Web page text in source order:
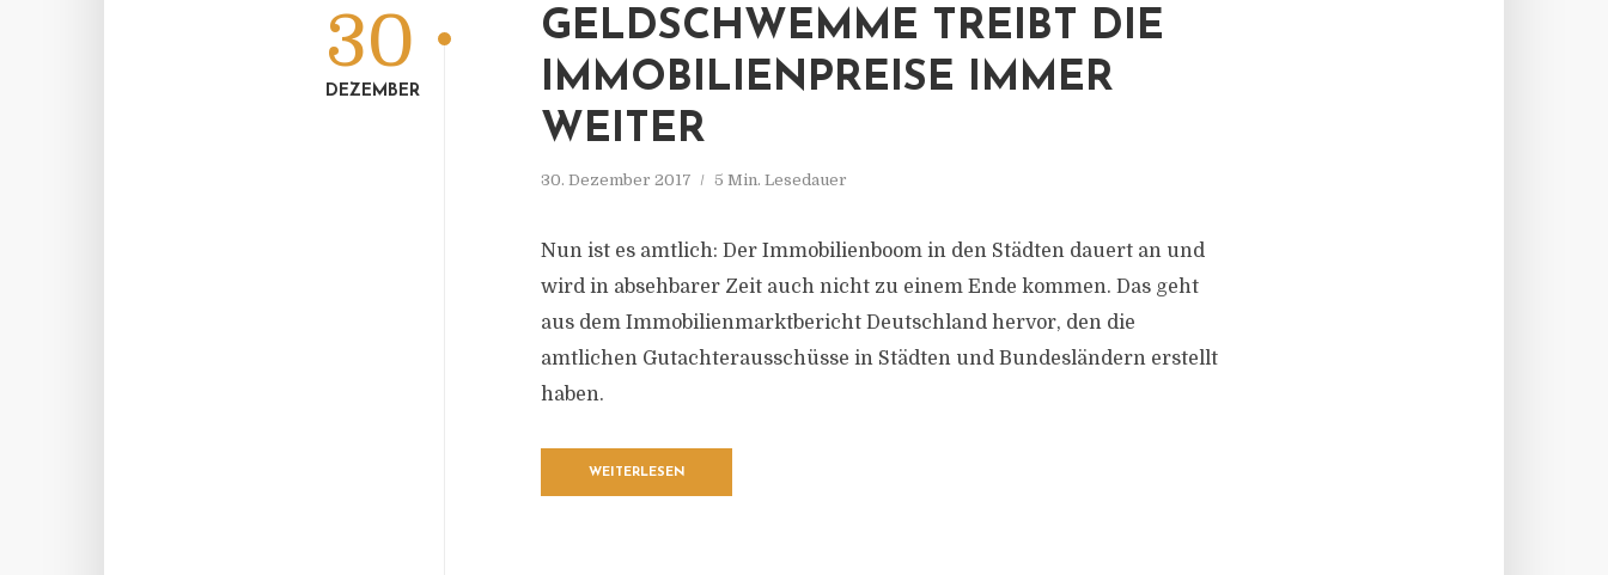
GELDSCHWEMME TREIBT DIE
IMMOBILIENPREISE IMMER
WEITER
30. Dezember 2017 5 Min. Lesedauer
30
DEZEMBER
Nun ist es amtlich: Der Immobilienboom in den Städten dauert an und
wird in absehbarer Zeit auch nicht zu einem Ende kommen. Das geht
aus dem Immobilienmarktbericht Deutschland hervor, den die
amtlichen Gutachterausschüsse in Städten und Bundesländern erstellt
haben.
WEITERLESEN